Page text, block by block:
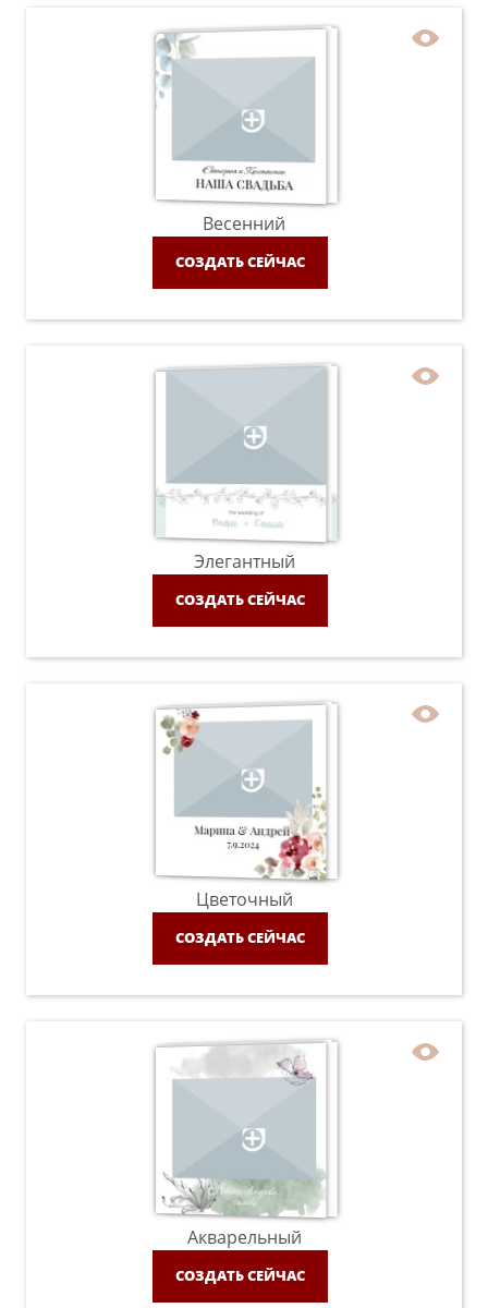
Весенний
СОЗДАТЬ СЕЙЧАС
Элегантный
СОЗДАТЬ СЕЙЧАС
Цветочный
СОЗДАТЬ СЕЙЧАС
Акварельный
СОЗДАТЬ СЕЙЧАС